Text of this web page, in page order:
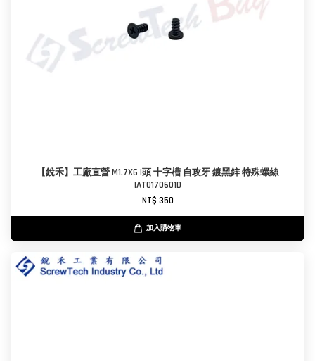
【銳禾】工廠直營 M1.7X6 I頭 十字槽 自攻牙 鍍黑鋅 特殊螺絲
IAT0170601D
NT$ 350
加入購物車